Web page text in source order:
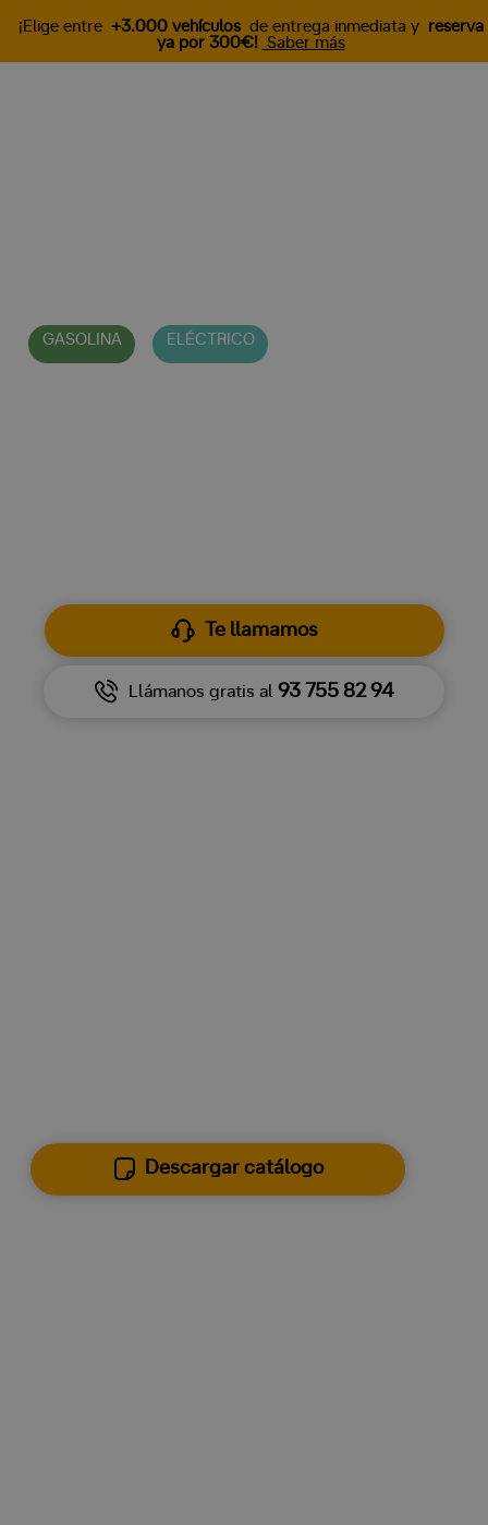
¡Elige entre +3.000 vehículos de entrega inmediata y reserva
ya por 300€!
Saber más
GASOLINA ELÉCTRICO
Te llamamos
Llámanos gratis al 93 755 82 94
Descargar catálogo